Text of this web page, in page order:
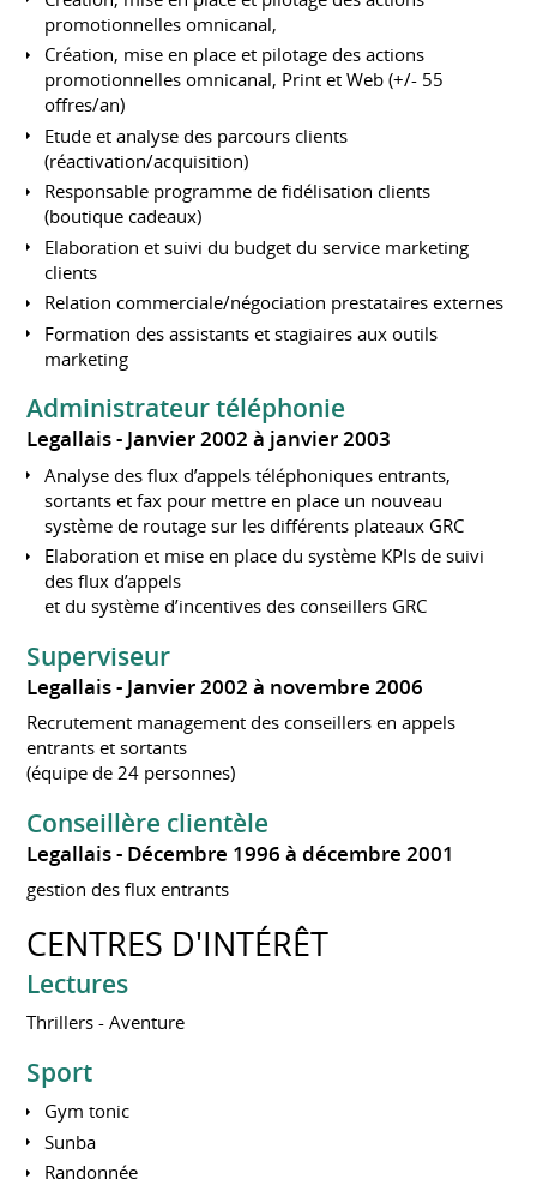
promotionnelles omnicanal,
Création, mise en place et pilotage des actions
promotionnelles omnicanal, Print et Web (+/- 55
offres/an)
Etude et analyse des parcours clients
(réactivation/acquisition)
Responsable programme de fidélisation clients
(boutique cadeaux)
Elaboration et suivi du budget du service marketing
clients
Relation commerciale/négociation prestataires externes
Formation des assistants et stagiaires aux outils
marketing
Administrateur téléphonie
Legallais Janvier 2002 à janvier 2003
Analyse des flux d’appels téléphoniques entrants,
sortants et fax pour mettre en place un nouveau
système de routage sur les différents plateaux GRC
Elaboration et mise en place du système KPIs de suivi
des flux d’appels
et du système d’incentives des conseillers GRC
Superviseur
Legallais Janvier 2002 à novembre 2006
Recrutement management des conseillers en appels
entrants et sortants
(équipe de 24 personnes)
Conseillère clientèle
Legallais Décembre 1996 à décembre 2001
gestion des flux entrants
CENTRES D'INTÉRÊT
Lectures
Thrillers - Aventure
Sport
Gym tonic
Sunba
Randonnée